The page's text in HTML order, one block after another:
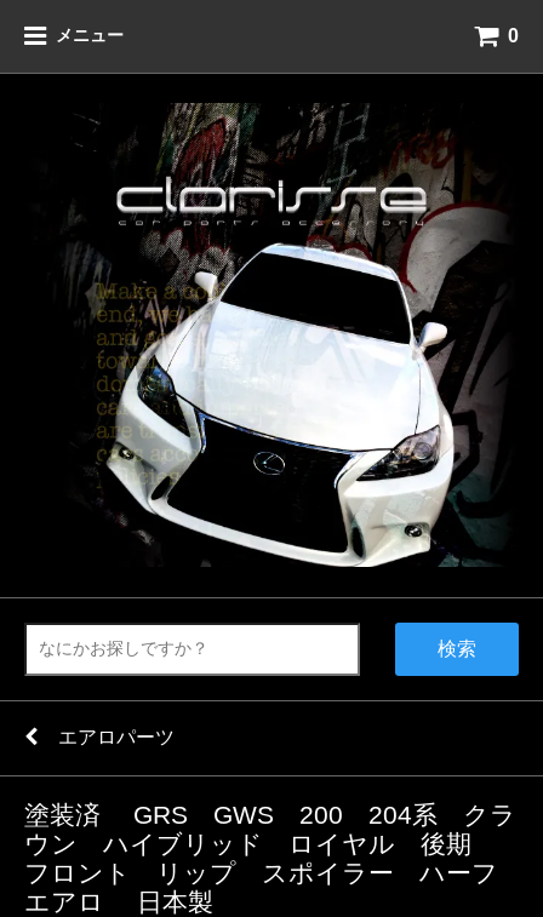
メニュー 0
検索
エアロパーツ
塗装済 GRS GWS 200 204系 クラ
ウン ハイブリッド ロイヤル 後期
フロント リップ スポイラー ハーフ
エアロ 日本製